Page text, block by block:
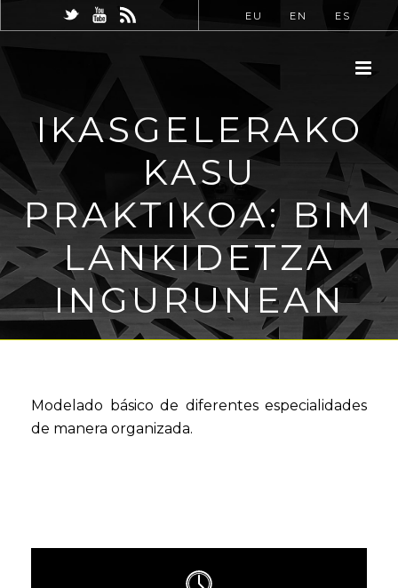
EU EN ES
IKASGELERAKO
KASU
PRAKTIKOA: BIM
LANKIDETZA
INGURUNEAN
Modelado básico de diferentes especialidades
de manera organizada.